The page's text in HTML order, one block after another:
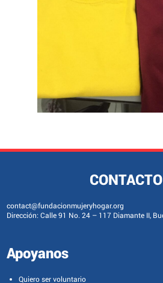
CONTACTO
contact@fundacionmujeryhogar.org
Dirección: Calle 91 No. 24 – 117 Diamante II,
Apoyanos
Quiero ser voluntario